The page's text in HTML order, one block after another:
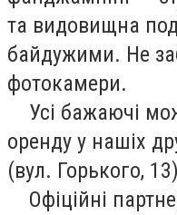
та видовищна
байдужими. Не
фотокамери.
Усі бажаючі
оренду у нашіх
(вул. Горького,
Офіційні